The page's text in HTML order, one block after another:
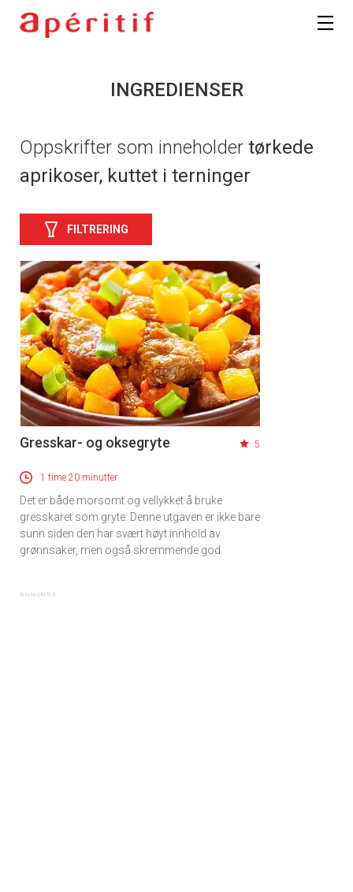
INGREDIENSER
Oppskrifter som inneholder tørkede
aprikoser, kuttet i terninger
FILTRERING
Gresskar- og oksegryte 5
1 time 20 minutter
Det er både morsomt og vellykket å bruke
gresskaret som gryte. Denne utgaven er ikke bare
sunn siden den har svært høyt innhold av
grønnsaker, men også skremmende god.